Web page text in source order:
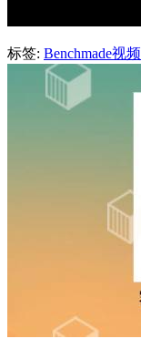
标签: Benchmade视频